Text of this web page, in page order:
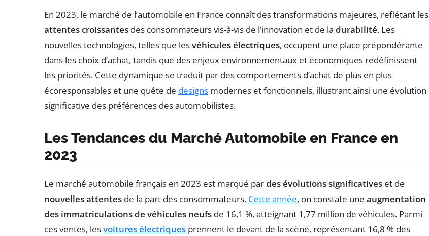
En 2023, le marché de l’automobile en France connaît des transformations majeures, reflétant les
attentes croissantes des consommateurs vis-à-vis de l’innovation et de la durabilité. Les
nouvelles technologies, telles que lesvéhicules électriques, occupent une place prépondérante
dans les choix d’achat, tandis que des enjeux environnementaux et économiques redéfinissent
les priorités. Cette dynamique se traduit par des comportements d’achat de plus en plus
écoresponsables et une quête de designs modernes et fonctionnels, illustrant ainsi une évolution
significative des préférences des automobilistes.
Les Tendances du Marché Automobile en France en
2023
Le marché automobile français en 2023 est marqué pardes évolutions significatives et de
nouvelles attentes de la part des consommateurs. Cette année, on constate une augmentation
des immatriculations de véhicules neufs de 16,1 %, atteignant 1,77 million de véhicules. Parmi
ces ventes, lesvoitures électriques prennent le devant de la scène, représentant 16,8 % des